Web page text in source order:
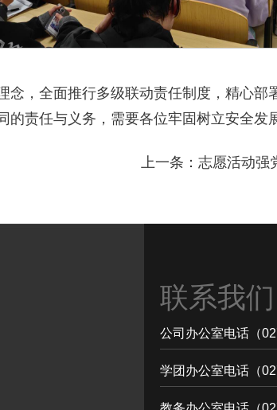
，全面推行多级联动责任制度，精心
责任与义务，需要各位牢固树立安全发
上一条： 志愿活动强
联系我们
公司办公室电话（
学团办公室电话（